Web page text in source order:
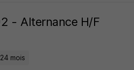
- Alternance H/F
24 mois